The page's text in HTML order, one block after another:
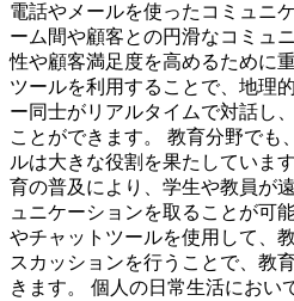
電話やメールを使ったコミュニ
ーム間や顧客との円滑なコミュ
性や顧客満足度を高めるために
ツールを利用することで、地理
ー同士がリアルタイムで対話し
ことができます。 教育分野でも
ルは大きな役割を果たしていま
育の普及により、学生や教員が
ュニケーションを取ることが可
やチャットツールを使用して、
スカッションを行うことで、教
きます。 個人の日常生活におい